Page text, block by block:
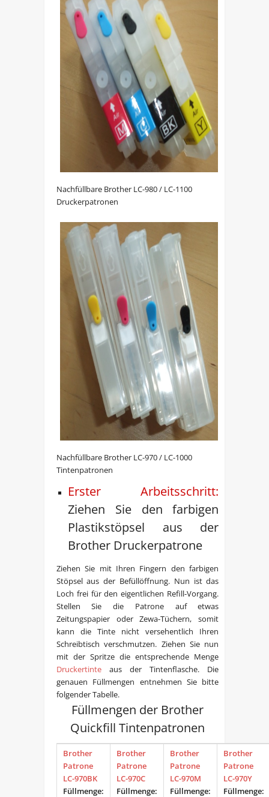
Nachfüllbare Brother LC-980 / LC-1100
Druckerpatronen
Nachfüllbare Brother LC-970 / LC-1000
Tintenpatronen
Erster Arbeitsschritt:
Ziehen Sie den farbigen
Plastikstöpsel aus der
Brother Druckerpatrone
Ziehen Sie mit Ihren Fingern den farbigen
Stöpsel aus der Befüllöffnung. Nun ist das
Loch frei für den eigentlichen Refill-Vorgang.
Stellen Sie die Patrone auf etwas
Zeitungspapier oder Zewa-Tüchern, somit
kann die Tinte nicht versehentlich Ihren
Schreibtisch verschmutzen. Ziehen Sie nun
mit der Spritze die entsprechende Menge
Druckertinteaus der Tintenflasche. Die
genauen Füllmengen entnehmen Sie bitte
folgender Tabelle.
Füllmengen der Brother
Quickfill Tintenpatronen
Brother
Patrone
LC-970BK
Füllmenge:
Brother
Patrone
LC-970C
Füllmenge:
Brother
Patrone
LC-970M
Füllmenge:
Brother
Patrone
LC-970Y
Füllmenge: